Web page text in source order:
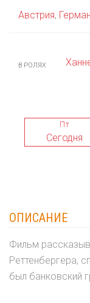
Австрия,
В РОЛЯХ
Пт
Сегодня
ОПИСАНИЕ
Фильм
Реттенбергера,
был банковский